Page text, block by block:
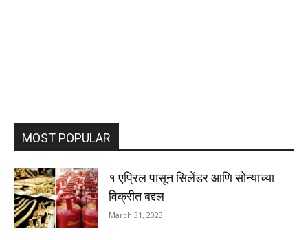
MOST POPULAR
१ एप्रिल पासून सिलेंडर आणि सोन्याच्या
विक्रीत बद्दल
March 31, 2023